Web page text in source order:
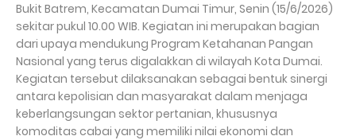
Bukit Batrem, Kecamatan Dumai Timur, Senin (15/6/2026)
sekitar pukul 10.00 WIB. Kegiatan ini merupakan bagian
dari upaya mendukung Program Ketahanan Pangan
Nasional yang terus digalakkan di wilayah Kota Dumai.
Kegiatan tersebut dilaksanakan sebagai bentuk sinergi
antara kepolisian dan masyarakat dalam menjaga
keberlangsungan sektor pertanian, khususnya
komoditas cabai yang memiliki nilai ekonomi dan